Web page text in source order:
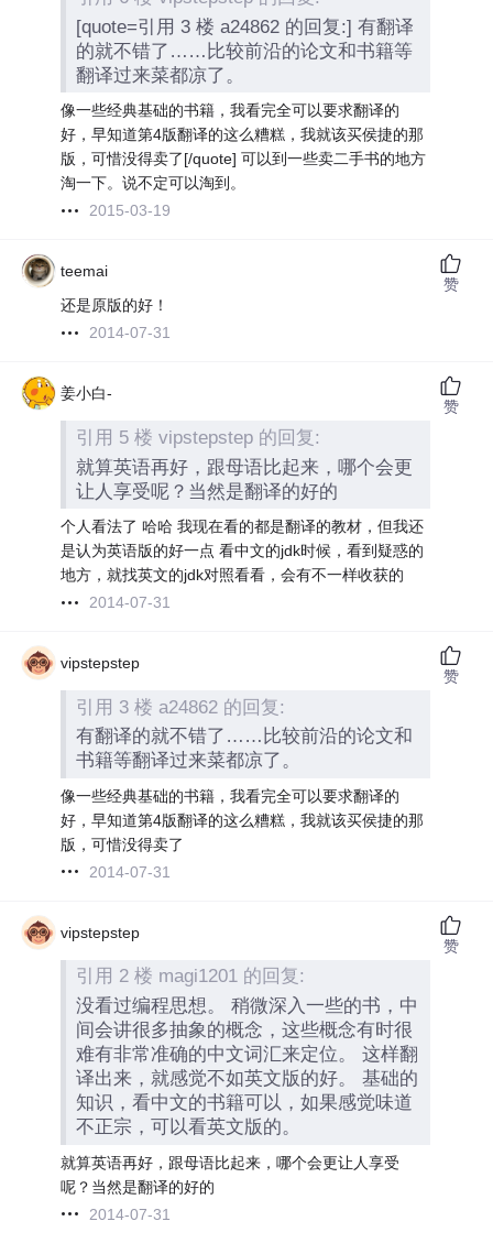
[quote=引用 3 楼 a24862 的回复:]有翻译
的就不错了……比较前沿的论文和书籍等
翻译过来菜都凉了。
像一些经典基础的书籍，我看完全可以要求翻译的
好，早知道第4版翻译的这么糟糕，我就该买侯捷的那
版，可惜没得卖了[/quote] 可以到一些卖二手书的地方
淘一下。说不定可以淘到。
2015-03-19
teemai
还是原版的好！
2014-07-31
赞
姜小白-
引用 5 楼 vipstepstep 的回复:
就算英语再好，跟母语比起来，哪个会更
让人享受呢？当然是翻译的好的
个人看法了 哈哈 我现在看的都是翻译的教材，但我还
是认为英语版的好一点 看中文的jdk时候，看到疑惑的
地方，就找英文的jdk对照看看，会有不一样收获的
2014-07-31
赞
vipstepstep
引用 3 楼 a24862 的回复:
有翻译的就不错了……比较前沿的论文和
书籍等翻译过来菜都凉了。
像一些经典基础的书籍，我看完全可以要求翻译的
好，早知道第4版翻译的这么糟糕，我就该买侯捷的那
版，可惜没得卖了
2014-07-31
赞
vipstepstep
引用 2 楼 magi1201 的回复:
没看过编程思想。 稍微深入一些的书，中
间会讲很多抽象的概念，这些概念有时很
难有非常准确的中文词汇来定位。 这样翻
译出来，就感觉不如英文版的好。 基础的
知识，看中文的书籍可以，如果感觉味道
不正宗，可以看英文版的。
就算英语再好，跟母语比起来，哪个会更让人享受
呢？当然是翻译的好的
2014-07-31
赞